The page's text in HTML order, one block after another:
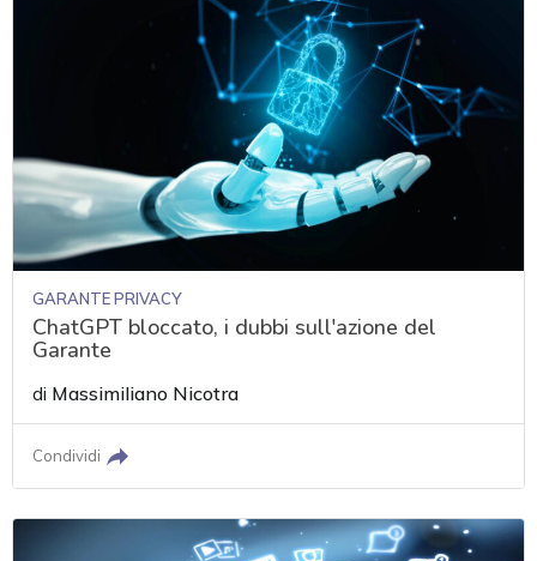
GARANTE PRIVACY
ChatGPT bloccato, i dubbi sull'azione del
Garante
di Massimiliano Nicotra
Condividi